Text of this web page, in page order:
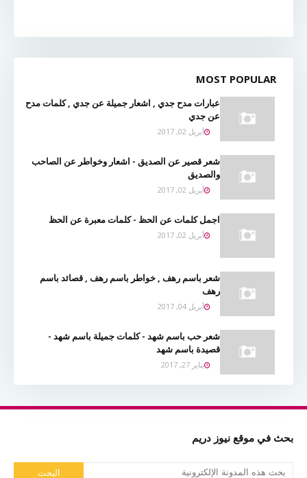
MOST POPULAR
عبارات مدح جدي , اشعار جميلة عن جدي , كلمات مدح
عن جدي
أبريل 02, 2017
شعر قصير عن الصديق - اشعار وخواطر عن الصاحب
والصديق
أبريل 02, 2017
اجمل كلمات عن الحظ - كلمات معبرة عن الحظ
أبريل 02, 2017
شعر باسم رهف , خواطر باسم رهف , قصائد باسم
رهف
أبريل 04, 2017
شعر حب باسم شهد - كلمات جميلة باسم شهد -
قصيدة باسم شهد
يناير 27, 2017
بحث في موقع نيوز دريم